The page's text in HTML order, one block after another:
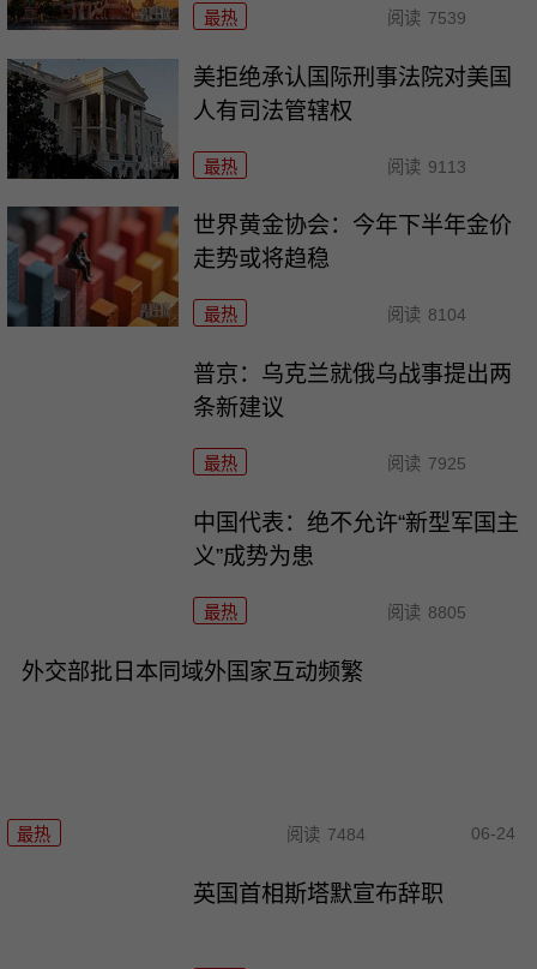
最热 阅读 7539
美拒绝承认国际刑事法院对美国
人有司法管辖权
最热 阅读 9113
世界黄金协会：今年下半年金价
走势或将趋稳
最热 阅读 8104
普京：乌克兰就俄乌战事提出两
条新建议
最热 阅读 7925
中国代表：绝不允许“新型军国主
义”成势为患
最热 阅读 8805
外交部批日本同域外国家互动频繁
最热 阅读 7484 06-24
英国首相斯塔默宣布辞职